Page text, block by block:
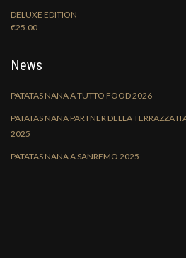
DELUXE EDITION
€25.00
News
PATATAS NANA A TUTTO FOOD 2026
PATATAS NANA PARTNER DELLA TERRAZZA
2025
PATATAS NANA A SANREMO 2025